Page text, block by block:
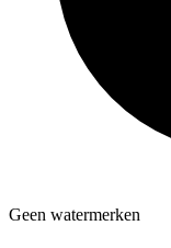
Geen watermerken